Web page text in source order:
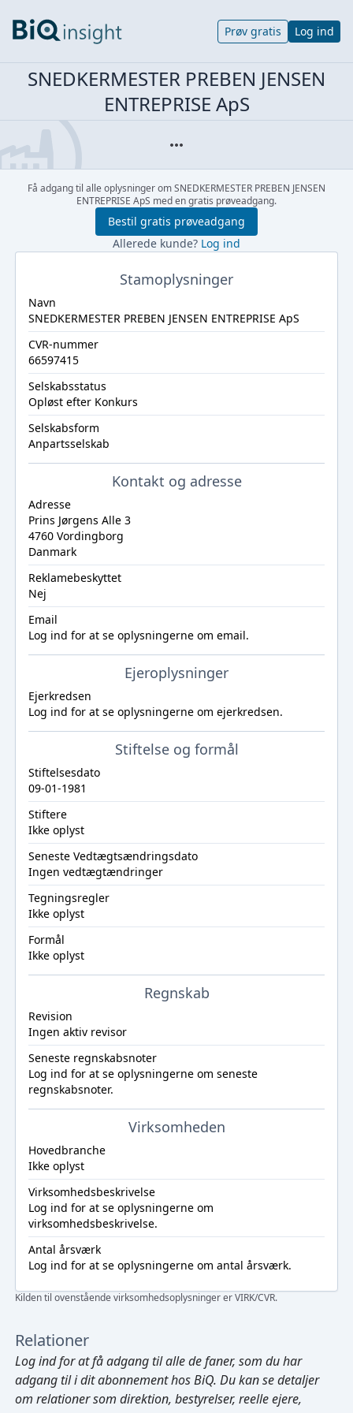
Prøv gratis Log ind
SNEDKERMESTER PREBEN JENSEN
ENTREPRISE ApS
Få adgang til alle oplysninger om SNEDKERMESTER PREBEN JENSEN
ENTREPRISE ApS med en gratis prøveadgang.
Bestil gratis prøveadgang
Allerede kunde? Log ind
Stamoplysninger
Navn
SNEDKERMESTER PREBEN JENSEN ENTREPRISE ApS
CVR-nummer
66597415
Selskabsstatus
Opløst efter Konkurs
Selskabsform
Anpartsselskab
Kontakt og adresse
Adresse
Prins Jørgens Alle 3
4760 Vordingborg
Danmark
Reklamebeskyttet
Nej
Email
Log ind for at se oplysningerne om email.
Ejeroplysninger
Ejerkredsen
Log ind for at se oplysningerne om ejerkredsen.
Stiftelse og formål
Stiftelsesdato
09-01-1981
Stiftere
Ikke oplyst
Seneste Vedtægtsændringsdato
Ingen vedtægtændringer
Tegningsregler
Ikke oplyst
Formål
Ikke oplyst
Regnskab
Revision
Ingen aktiv revisor
Seneste regnskabsnoter
Log ind for at se oplysningerne om seneste
regnskabsnoter.
Virksomheden
Hovedbranche
Ikke oplyst
Virksomhedsbeskrivelse
Log ind for at se oplysningerne om
virksomhedsbeskrivelse.
Antal årsværk
Log ind for at se oplysningerne om antal årsværk.
Kilden til ovenstående virksomhedsoplysninger er VIRK/CVR.
Relationer
Log indfor at få adgang til alle de faner, som du har
adgang til i dit abonnement hos BiQ. Du kan se detaljer
om relationer som direktion, bestyrelser, reelle ejere,